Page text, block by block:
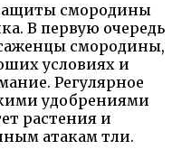
смородины
В первую очередь
смородины,
условиях и
Регулярное
удобрениями
растения и
атакам тли.